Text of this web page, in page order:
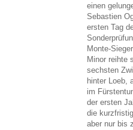
einen
Sebastien
ersten Tag
Monte-
Minor reihte
sechsten
hinter Loeb,
im
der ersten
die
aber nur bis